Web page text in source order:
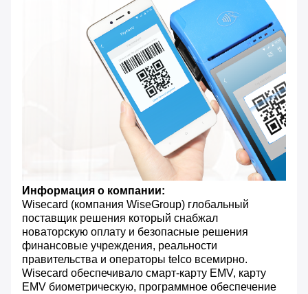
Информация о компании:
Wisecard (компания WiseGroup) глобальный
поставщик решения который снабжал
новаторскую оплату и безопасные решения
финансовые учреждения, реальности
правительства и операторы telco всемирно.
Wisecard обеспечивало смарт-карту EMV, карту
EMV биометрическую, программное обеспечение